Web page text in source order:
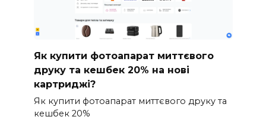
Як купити фотоапарат миттєвого
друку та кешбек 20% на нові
картриджі?
Як купити фотоапарат миттєвого друку та
кешбек 20%